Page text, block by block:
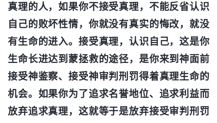
真理的人，如果你不接受真理，不能反省认识
自己的败坏性情，你就没有真实的悔改，就没
有生命的进入。接受真理，认识自己，这是你
生命长进达到蒙拯救的途径，是你来到神面前
接受神鉴察、接受神审判刑罚得着真理生命的
机会。如果你为了追求名誉地位、追求利益而
放弃追求真理，这就等于是放弃接受审判刑罚